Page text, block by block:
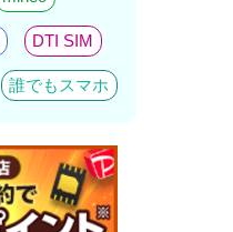
DTI SIM
誰でもスマホ